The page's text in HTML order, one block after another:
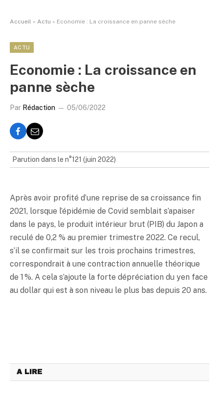
Accueil » Actu » Economie : La croissance en panne sèche
ACTU
Economie : La croissance en
panne sèche
Par Rédaction 05/06/2022
Parution dans le n°121 (juin 2022)
Après avoir profité d’une reprise de sa croissance fin
2021, lorsque l’épidémie de Covid semblait s’apaiser
dans le pays, le produit intérieur brut (PIB) du Japon a
reculé de 0,2 % au premier trimestre 2022. Ce recul,
s’il se confirmait sur les trois prochains trimestres,
correspondrait à une contraction annuelle théorique
de 1 %. A cela s’ajoute la forte dépréciation du yen face
au dollar qui est à son niveau le plus bas depuis 20 ans.
A LIRE